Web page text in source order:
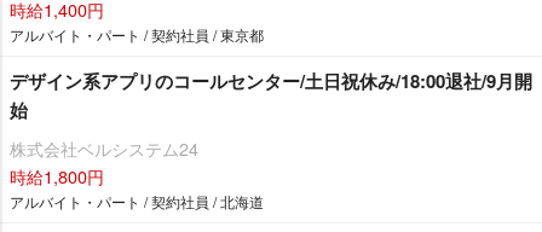
時給1,400円
アルバイト・パート / 契約社員 / 東京都
デザイン系アプリのコールセンター/土日祝休み/18:00退社/9月開
始
株式会社ベルシステム24
時給1,800円
アルバイト・パート / 契約社員 / 北海道